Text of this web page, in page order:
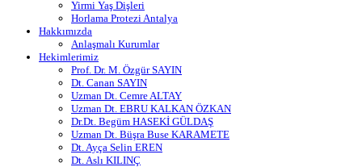
Yirmi Yaş Dişleri
Horlama Protezi Antalya
Hakkımızda
Anlaşmalı Kurumlar
Hekimlerimiz
Prof. Dr. M. Özgür SAYIN
Dt. Canan SAYIN
Uzman Dt. Cemre ALTAY
Uzman Dt. EBRU KALKAN ÖZKAN
Dr.Dt. Begüm HASEKİ GÜLDAŞ
Uzman Dt. Büşra Buse KARAMETE
Dt. Ayça Selin EREN
Dt. Aslı KILINÇ